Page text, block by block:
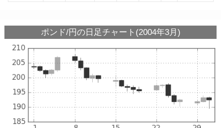
ポンド/円の日足チャート(2004年3月)